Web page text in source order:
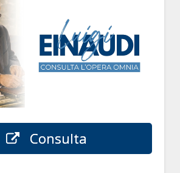
Consulta